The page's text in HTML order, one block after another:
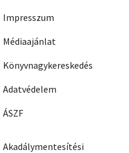
Impresszum
Médiaajánlat
Könyvnagykereskedés
Adatvédelem
ÁSZF
Akadálymentesítési